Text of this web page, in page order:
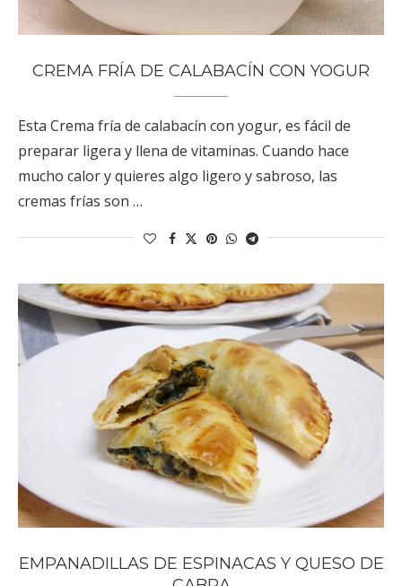
CREMA FRÍA DE CALABACÍN CON YOGUR
Esta Crema fría de calabacín con yogur, es fácil de
preparar ligera y llena de vitaminas. Cuando hace
mucho calor y quieres algo ligero y sabroso, las
cremas frías son …
EMPANADILLAS DE ESPINACAS Y QUESO DE